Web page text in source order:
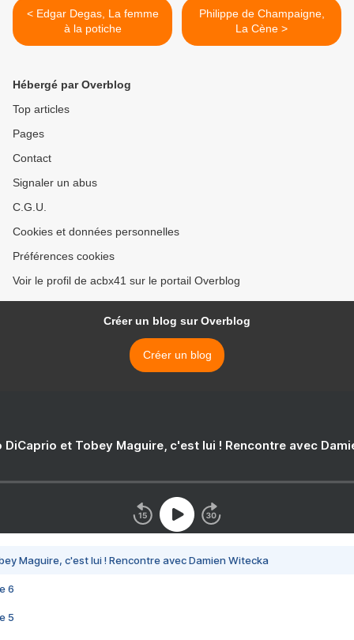
< Edgar Degas, La femme
à la potiche
Philippe de Champaigne,
La Cène >
Hébergé par Overblog
Top articles
Pages
Contact
Signaler un abus
C.G.U.
Cookies et données personnelles
Préférences cookies
Voir le profil de acbx41 sur le portail Overblog
Créer un blog sur Overblog
Créer un blog
DiCaprio et Tobey Maguire, c'est lui ! Rencontre avec
Maguire, c'est lui ! Rencontre avec Damien Witecka
6
5